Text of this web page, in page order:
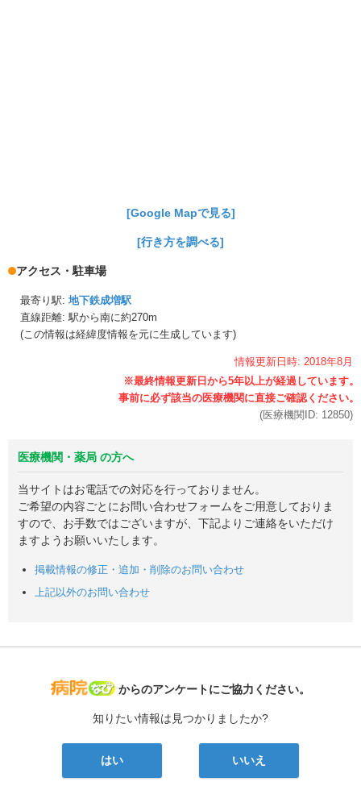
[Google Mapで見る]
[行き方を調べる]
アクセス・駐車場
最寄り駅: 地下鉄成増駅
直線距離: 駅から南に約270m
(この情報は経緯度情報を元に生成しています)
情報更新日時: 2018年8月
(医療機関ID: 12850)
医療機関・薬局 の方へ
当サイトはお電話での対応を行っておりません。
ご希望の内容ごとにお問い合わせフォームをご用意しておりま
すので、お手数ではございますが、下記よりご連絡をいただけ
ますようお願いいたします。
掲載情報の修正・追加・削除のお問い合わせ
上記以外のお問い合わせ
病院なび
からのアンケートにご協力ください。
知りたい情報は見つかりましたか?
はい いいえ